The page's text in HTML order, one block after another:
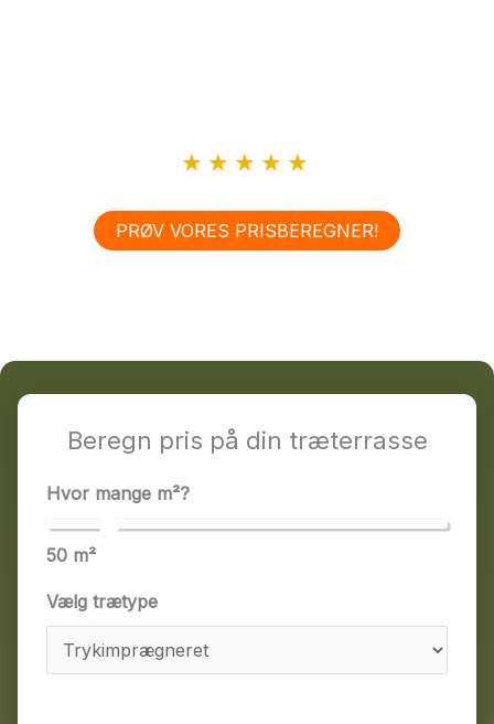
★★★★★
PRØV VORES PRISBEREGNER!
Beregn pris på din træterrasse
Hvor mange m²?
50 m²
Vælg trætype